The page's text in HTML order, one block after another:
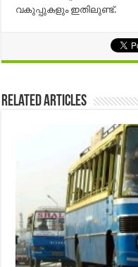
വകുപ്പുകളും ഇതിലുണ്ട്.
Related Articles